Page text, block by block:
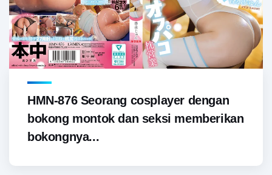
HMN-876 Seorang cosplayer dengan
bokong montok dan seksi memberikan
bokongnya...